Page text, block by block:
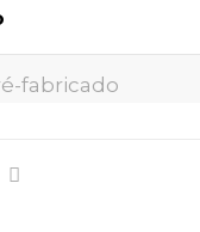
fabricado